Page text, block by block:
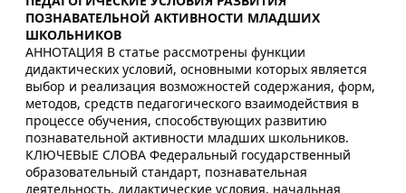
ПОЗНАВАТЕЛЬНОЙ АКТИВНОСТИ МЛАДШИХ
ШКОЛЬНИКОВ
АННОТАЦИЯ В статье рассмотрены функции
дидактических условий, основными которых является
выбор и реализация возможностей содержания, форм,
методов, средств педагогического взаимодействия в
процессе обучения, способствующих развитию
познавательной активности младших школьников.
КЛЮЧЕВЫЕ СЛОВА Федеральный государственный
образовательный стандарт, познавательная
деятельность, дидактические условия, начальная